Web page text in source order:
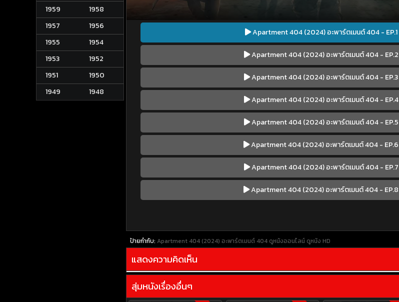
1959
1958
1957
1956
1955
1954
1953
1952
1951
1950
1949
1948
Apartment 404 (2024) อะพาร์ตเมนต์ 404 - EP.1
Apartment 404 (2024) อะพาร์ตเมนต์ 404 - EP.2
Apartment 404 (2024) อะพาร์ตเมนต์ 404 - EP.3
Apartment 404 (2024) อะพาร์ตเมนต์ 404 - EP.4
Apartment 404 (2024) อะพาร์ตเมนต์ 404 - EP.5
Apartment 404 (2024) อะพาร์ตเมนต์ 404 - EP.6
Apartment 404 (2024) อะพาร์ตเมนต์ 404 - EP.7
Apartment 404 (2024) อะพาร์ตเมนต์ 404 - EP.8
ป้ายกำกับ: Apartment 404 (2024) อะพาร์ตเมนต์ 404 ดูหนังออนไลน์ ดูหนัง HD
แสดงความคิดเห็น
สุ่มหนังเรื่องอื่นๆ